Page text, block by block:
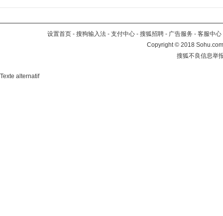
设置首页 - 搜狗输入法 - 支付中心 - 搜狐招聘 - 广告服务 - 客服中心
Copyright©2018
搜狐不良信息举
Texte alternatif